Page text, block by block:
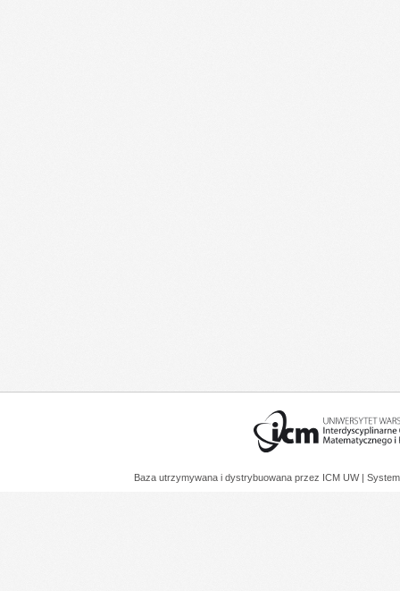
Baza utrzymywana i dystrybuowana przez ICM UW |